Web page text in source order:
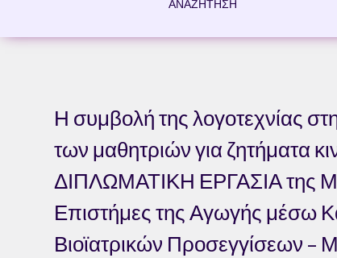
ΑΝΑΖΗΤΗΣΗ
Η συμβολή της λογοτεχνίας
των μαθητριών για ζητήματα
ΔΙΠΛΩΜΑΤΙΚΗ ΕΡΓΑΣΙΑ
Επιστήμες της Αγωγής μέσω
Βιοϊατρικών Προσεγγίσεων –